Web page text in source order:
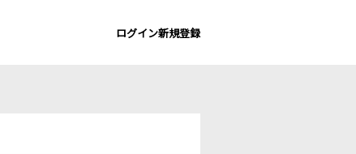
ログイン新規登録